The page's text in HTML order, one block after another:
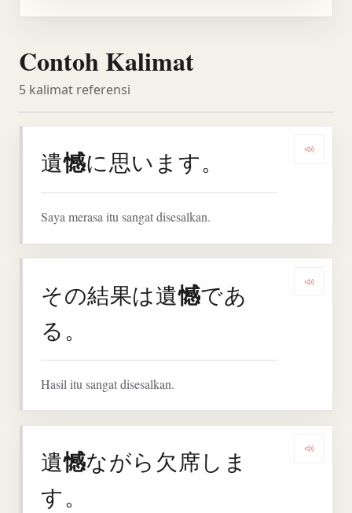
Contoh Kalimat
5 kalimat referensi
遺憾に思います。
Saya merasa itu sangat disesalkan.
その結果は遺憾であ
る。
Hasil itu sangat disesalkan.
遺憾ながら欠席しま
す。